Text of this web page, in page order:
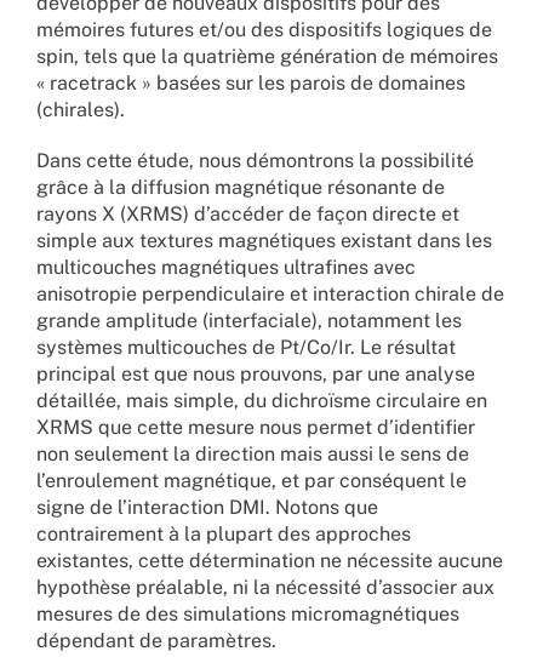
mémoires futures et/ou des dispositifs logiques de
spin, tels que la quatrième génération de mémoires
« racetrack » basées sur les parois de domaines
(chirales).
Dans cette étude, nous démontrons la possibilité
grâce à la diffusion magnétique résonante de
rayons X (XRMS) d’accéder de façon directe et
simple aux textures magnétiques existant dans les
multicouches magnétiques ultrafines avec
anisotropie perpendiculaire et interaction chirale de
grande amplitude (interfaciale), notamment les
systèmes multicouches de Pt/Co/Ir. Le résultat
principal est que nous prouvons, par une analyse
détaillée, mais simple, du dichroïsme circulaire en
XRMS que cette mesure nous permet d’identifier
non seulement la direction mais aussi le sens de
l’enroulement magnétique, et par conséquent le
signe de l’interaction DMI. Notons que
contrairement à la plupart des approches
existantes, cette détermination ne nécessite aucune
hypothèse préalable, ni la nécessité d’associer aux
mesures de des simulations micromagnétiques
dépendant de paramètres.